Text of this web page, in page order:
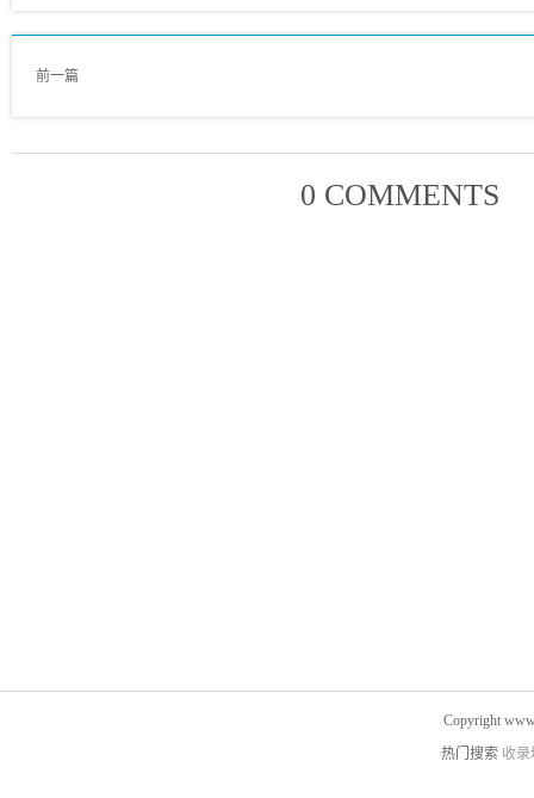
前一篇
0 COMMENTS
Copyright
热门搜索 收录